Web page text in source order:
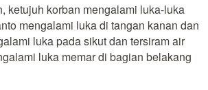
ketujuh korban mengalami luka-luka
mengalami luka di tangan kanan dan
luka pada sikut dan tersiram air
luka memar di bagian belakang